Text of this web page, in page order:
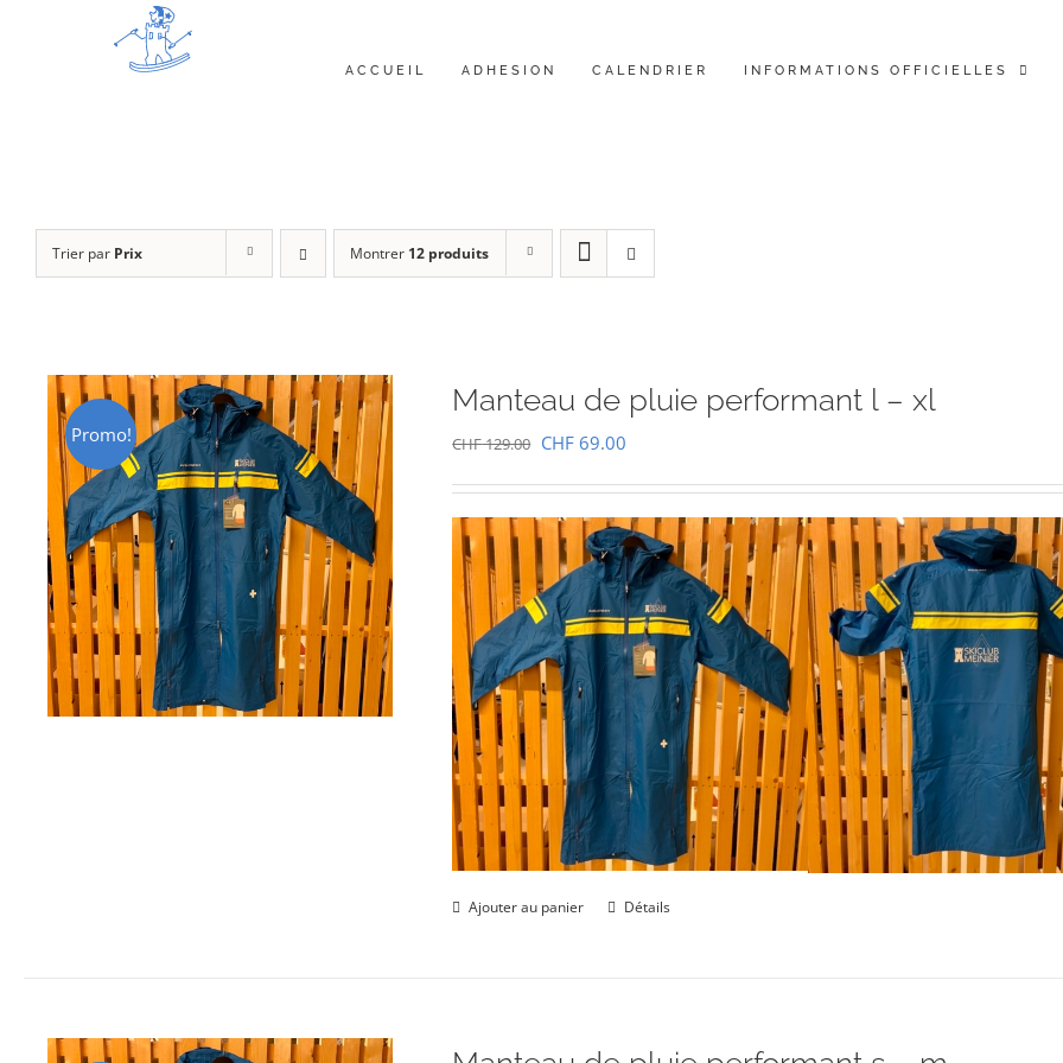
ACCUEIL ADHESION CALENDRIER INFORMATIONS OFFICIELLES
Trier par Prix Montrer 12 produits
Promo!
Manteau de pluie performant l – xl
CHF129.00 Le
initial
était :
CHF 129.00.
CHF 69.00
actuel
est :
CHF 69.00.
Ajouter au panier Détails